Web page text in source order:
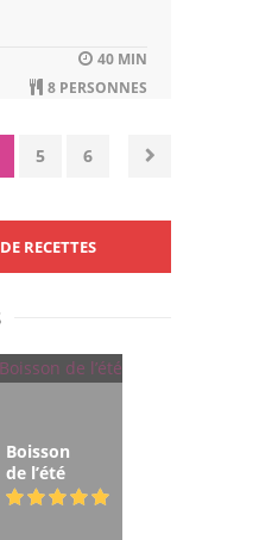
40 MIN
8 PERSONNES
5 6
RECETTES
Boisson
de l’été